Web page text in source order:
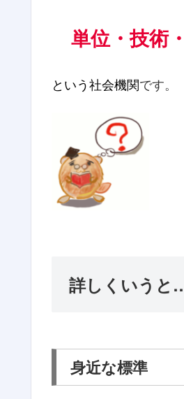
単位・技術
という社会機関です。
詳しくいうと
身近な標準